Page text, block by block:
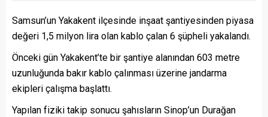
Samsun’un Yakakent ilçesinde inşaat şantiyesinden piyasa
değeri 1,5 milyon lira olan kablo çalan 6 şüpheli yakalandı.
Önceki gün Yakakent’te bir şantiye alanından 603 metre
uzunluğunda bakır kablo çalınması üzerine jandarma
ekipleri çalışma başlattı.
Yapılan fiziki takip sonucu şahısların Sinop’un Durağan